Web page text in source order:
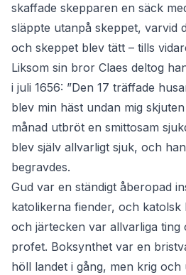
skaffade skepparen en säck
släppte utanpå skeppet, varvid
och skeppet blev tätt – tills
Liksom sin bror Claes deltog
i juli 1656: ”Den 17 träffade
blev min häst undan mig
månad utbröt en smittosam
blev själv allvarligt sjuk, och
begravdes.
Gud var en ständigt åberopad
katolikerna fiender, och katolsk
och järtecken var allvarliga ting
profet. Boksynthet var en
höll landet i gång, men krig